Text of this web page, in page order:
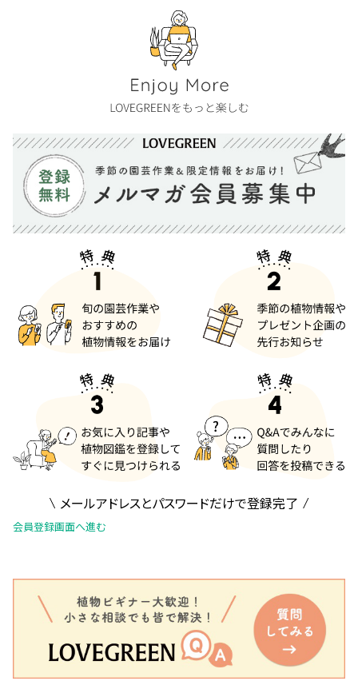
メールアドレスとパスワードだけで登録完了
会員登録画面へ進む